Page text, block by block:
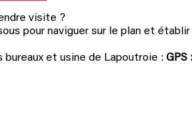
visite ?
pour naviguer sur le plan et établir
bureaux et usine de Lapoutroie : GPS :